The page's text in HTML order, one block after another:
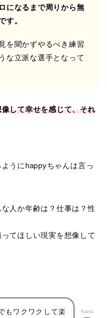
になるまで周りから無
す。
を聞かずやるべき練習
な立派な選手となって
して幸せを感じて、それ
うにhappyちゃんは言っ
人か年齢は？仕事は？性
てほしい現実を想像して
もワクワクして楽
haru